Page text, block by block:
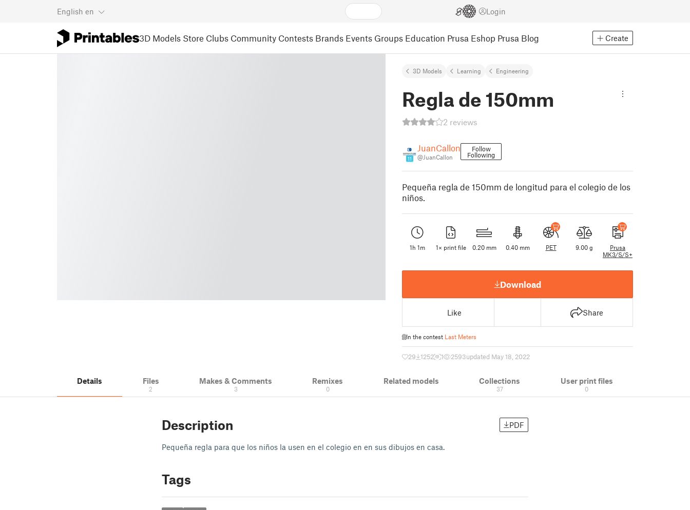
English en Login
3D Models Store Clubs Community Contests Brands Events Groups Education Prusa Eshop Prusa Blog Create
3D Models Learning Engineering
Regla de 150mm
2 reviews
11
JuanCallon
@JuanCallon
Follow
Following
Pequeña regla de 150mm de longitud para el colegio de los
niños.
1h 1m 1× print file 0.20 mm 0.40 mm PET 9.00 g
Prusa
MK3/S/S+
Download
Like Share
In the contest Last Meters
29 1252 1 2593updated May 18, 2022
Details Files
2
Makes & Comments
3
Remixes
0
Related models Collections
37
User print files
0
Description PDF
Pequeña regla para que los niños la usen en el colegio en en sus dibujos en casa.
Tags